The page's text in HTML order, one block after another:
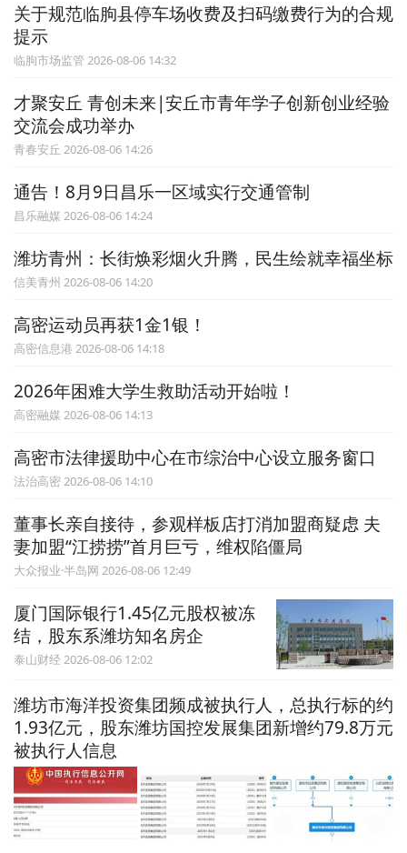
关于规范临朐县停车场收费及扫码缴费行为的合规
提示
临朐市场监管 2026-08-06 14:32
才聚安丘 青创未来|安丘市青年学子创新创业经验
交流会成功举办
青春安丘 2026-08-06 14:26
通告！8月9日昌乐一区域实行交通管制
昌乐融媒 2026-08-06 14:24
潍坊青州：长街焕彩烟火升腾，民生绘就幸福坐标
信美青州 2026-08-06 14:20
高密运动员再获1金1银！
高密信息港 2026-08-06 14:18
2026年困难大学生救助活动开始啦！
高密融媒 2026-08-06 14:13
高密市法律援助中心在市综治中心设立服务窗口
法治高密 2026-08-06 14:10
董事长亲自接待，参观样板店打消加盟商疑虑 夫
妻加盟“江捞捞”首月巨亏，维权陷僵局
大众报业·半岛网 2026-08-06 12:49
厦门国际银行1.45亿元股权被冻
结，股东系潍坊知名房企
泰山财经 2026-08-06 12:02
潍坊市海洋投资集团频成被执行人，总执行标的约
1.93亿元，股东潍坊国控发展集团新增约79.8万元
被执行人信息